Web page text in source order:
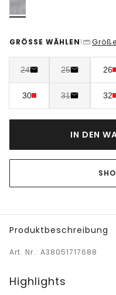
GRÖSSE WÄHLEN |
24 25 26
30 31 32
IN DEN
Produktbeschreibung
Art. Nr.: A38051717688
Highlights